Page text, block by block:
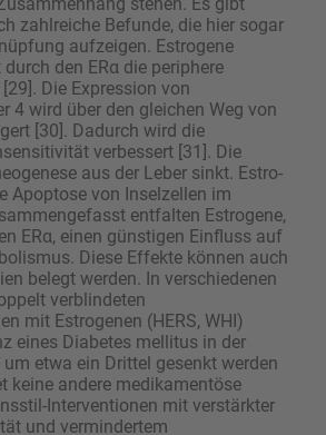
zahlreiche Befunde, die hier sogar
aufzeigen. Estrogene
den ERα die periphere
Die Expression von
4 wird über den gleichen Weg von
[30]. Dadurch wird die
verbessert [31]. Die
aus der Leber sinkt. Estro­
Apoptose von Inselzellen im
entfalten Estrogene,
ERα, einen günstigen Einfluss auf
Diese Effekte können auch
belegt werden. In verschiedenen
verblindeten
mit Estrogenen (HERS, WHI)
eines Diabetes mellitus in der
etwa ein Drittel gesenkt werden
keine andere medikamentöse
Interventionen mit verstärkter
und vermindertem